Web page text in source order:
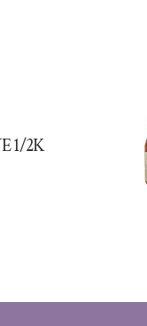
1/2K